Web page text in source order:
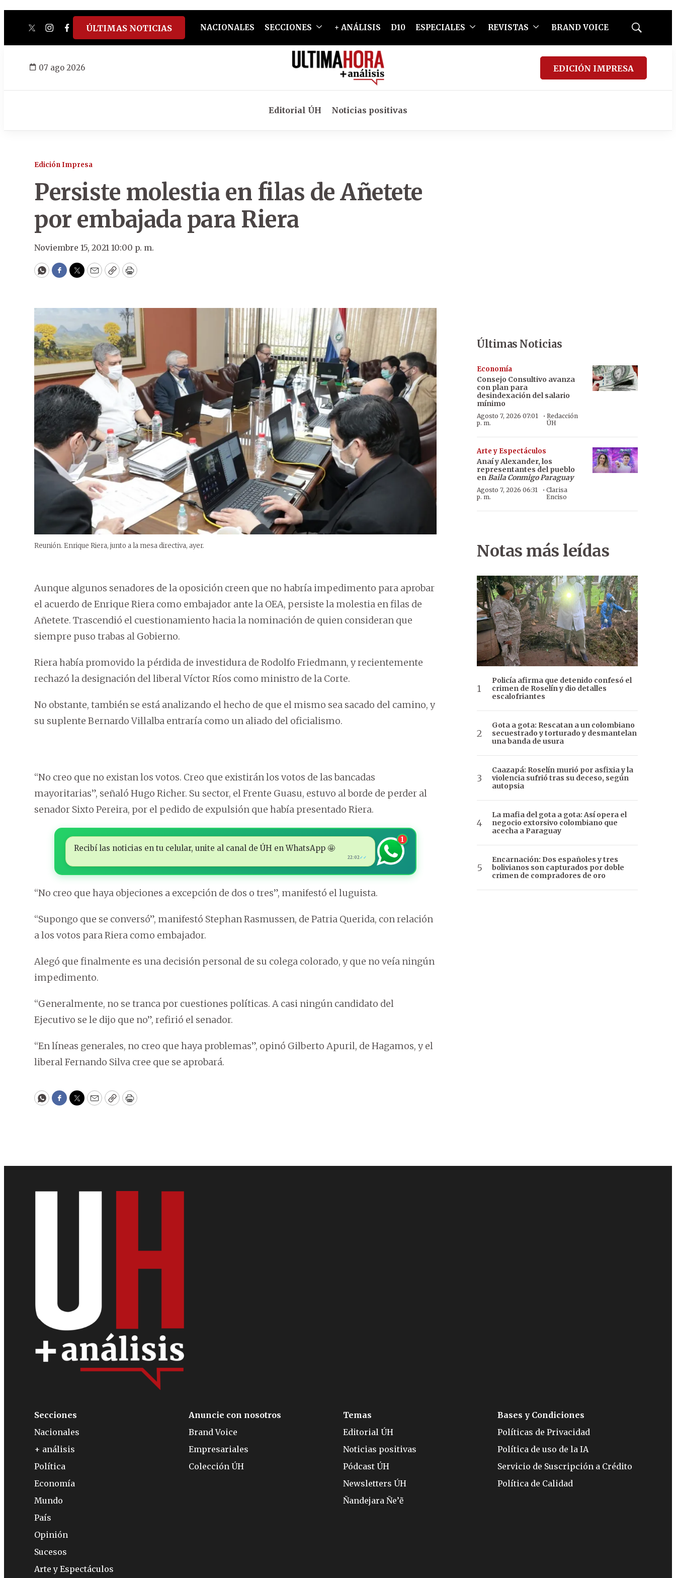
twitterinstagram
facebook
tiktokyoutube
spotify
ÚLTIMAS NOTICIAS NACIONALES SECCIONES + ANÁLISIS D10 ESPECIALES REVISTAS BRAND VOICE
Mostrar
07 ago 2026 EDICIÓN IMPRESA
Editorial ÚH Noticias positivas
Edición Impresa
Persiste molestia en filas de Añetete
por embajada para Riera
Noviembre 15, 2021 10:00 p. m.
WhatsApp
Facebook
Twitter
EmailCopyPrint
Reunión. Enrique Riera, junto a la mesa directiva, ayer.
Aunque algunos senadores de la oposición creen que no habría impedimento para aprobar
el acuerdo de Enrique Riera como embajador ante la OEA, persiste la molestia en filas de
Añetete. Trascendió el cuestionamiento hacia la nominación de quien consideran que
siempre puso trabas al Gobierno.
Riera había promovido la pérdida de investidura de Rodolfo Friedmann, y recientemente
rechazó la designación del liberal Víctor Ríos como ministro de la Corte.
No obstante, también se está analizando el hecho de que el mismo sea sacado del camino, y
su suplente Bernardo Villalba entraría como un aliado del oficialismo.
“No creo que no existan los votos. Creo que existirán los votos de las bancadas
mayoritarias”, señaló Hugo Richer. Su sector, el Frente Guasu, estuvo al borde de perder al
senador Sixto Pereira, por el pedido de expulsión que había presentado Riera.
Recibí las noticias en tu celular, unite al canal de ÚH en WhatsApp 🤩
22:02✓✓
1
“No creo que haya objeciones a excepción de dos o tres”, manifestó el luguista.
“Supongo que se conversó”, manifestó Stephan Rasmussen, de Patria Querida, con relación
a los votos para Riera como embajador.
Alegó que finalmente es una decisión personal de su colega colorado, y que no veía ningún
impedimento.
“Generalmente, no se tranca por cuestiones políticas. A casi ningún candidato del
Ejecutivo se le dijo que no”, refirió el senador.
“En líneas generales, no creo que haya problemas”, opinó Gilberto Apuril, de Hagamos, y el
liberal Fernando Silva cree que se aprobará.
WhatsApp
Facebook
Twitter
EmailCopyPrint
Últimas Noticias
Economía
Consejo Consultivo avanza
con plan para
desindexación del salario
mínimo
Agosto 7, 2026 07:01
p. m.
·Redacción
ÚH
Arte y Espectáculos
Anaí y Alexander, los
representantes del pueblo
enBaila Conmigo Paraguay
Agosto 7, 2026 06:31
p. m.
· Clarisa
Enciso
Notas más leídas
Policía afirma que detenido confesó el
crimen de Roselín y dio detalles
escalofriantes
Gota a gota: Rescatan a un colombiano
secuestrado y torturado y desmantelan
una banda de usura
Caazapá: Roselín murió por asfixia y la
violencia sufrió tras su deceso, según
autopsia
La mafia del gota a gota: Así opera el
negocio extorsivo colombiano que
acecha a Paraguay
Encarnación: Dos españoles y tres
bolivianos son capturados por doble
crimen de compradores de oro
Secciones
Nacionales
+ análisis
Política
Economía
Mundo
País
Opinión
Sucesos
Arte y Espectáculos
Anuncie con nosotros
Brand Voice
Empresariales
Colección ÚH
Temas
Editorial ÚH
Noticias positivas
Pódcast ÚH
Newsletters ÚH
Ñandejara Ñe’ẽ
Bases y Condiciones
Políticas de Privacidad
Política de uso de la IA
Servicio de Suscripción a Crédito
Política de Calidad